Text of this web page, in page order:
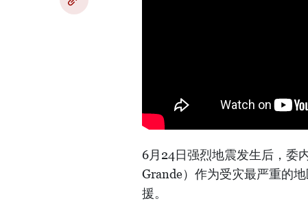
6月24日强烈地震发生后，委
Grande）作为受灾最严重的
援。